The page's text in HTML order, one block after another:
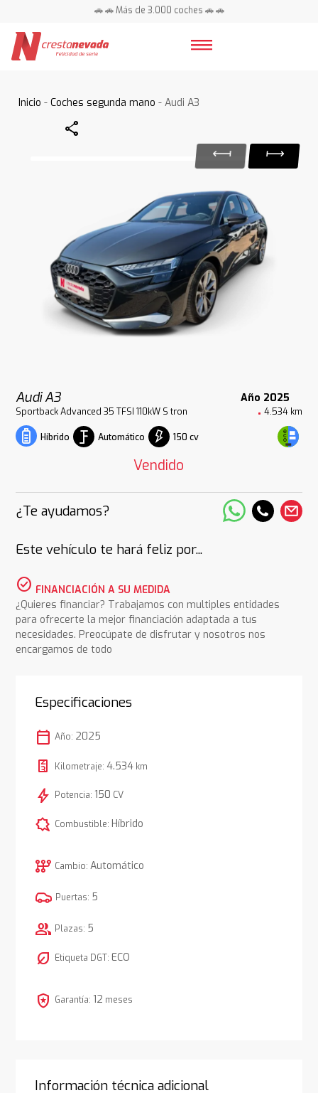
🚗 🚗 Más de 3.000 coches 🚗 🚗
Inicio -Coches segunda mano - Audi A3
Share
Audi A3 Año 2025
Sportback Advanced 35 TFSI 110kW S tron 4.534 km
Híbrido Automático 150 cv
Vendido
¿Te ayudamos?
Este vehículo te hará feliz por...
check_circle FINANCIACIÓN A SU MEDIDA
¿Quieres financiar? Trabajamos con multiples entidades
para ofrecerte la mejor financiación adaptada a tus
necesidades. Preocúpate de disfrutar y nosotros nos
encargamos de todo
Especificaciones
calendar_today Año: 2025
Kilometraje: 4.534km
bolt Potencia: 150 CV
comic_bubble Combustible: Híbrido
auto_transmission Cambio: Automático
Puertas: 5
group Plazas: 5
nest_eco_leaf Etiqueta DGT: ECO
local_police Garantía: 12 meses
Información técnica adicional